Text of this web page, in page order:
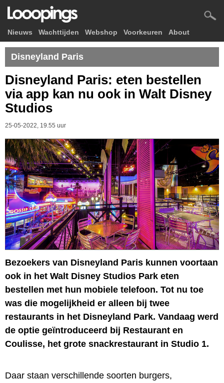
Nieuws Wachttijden Webshop Voorkeuren About
Disneyland Paris
Disneyland Paris: eten bestellen
via app kan nu ook in Walt Disney
Studios
25-05-2022, 19.55 uur
Bezoekers van Disneyland Paris kunnen voortaan
ook in het Walt Disney Studios Park eten
bestellen met hun mobiele telefoon. Tot nu toe
was die mogelijkheid er alleen bij twee
restaurants in het Disneyland Park. Vandaag werd
de optie geïntroduceerd bij Restaurant en
Coulisse, het grote snackrestaurant in Studio 1.
Daar staan verschillende soorten burgers,